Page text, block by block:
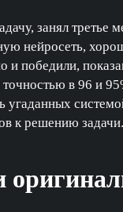
занял третье
нейросеть,
победили,
в 96 и
угаданных
к решению задачи.